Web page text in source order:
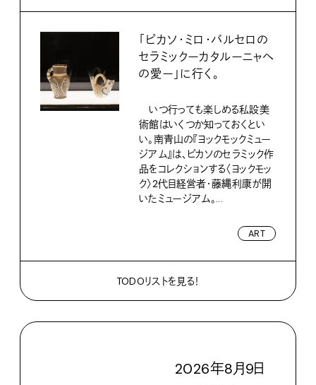
「ピカソ・ミロ・バルセロの
セラミックーカタルーニャへ
の愛ー」に行く。
いつ行っても楽しめる私設美
術館はいくつか知っておくとい
い。南青山の『ヨックモックミュー
ジアム』は、ピカソのセラミック作
品をコレクションする〈ヨックモッ
ク〉2代目経営者・藤縄利康が開
いたミュージアム。...
ART
TODOリストを見る！
2026年8月9日